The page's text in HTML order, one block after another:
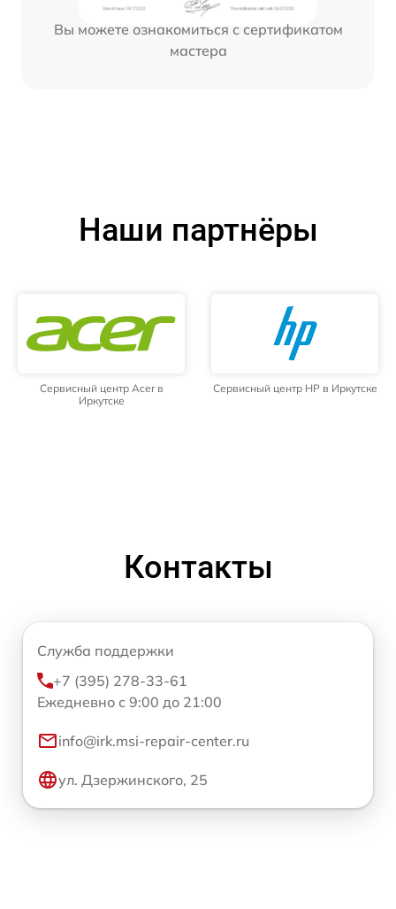
Вы можете ознакомиться с сертификатом
мастера
Наши партнёры
Сервисный центр Acer в
Иркутске
Сервисный центр HP в Иркутске
Контакты
Служба поддержки
+7 (395) 278-33-61
Ежедневно с 9:00 до 21:00
info@irk.msi-repair-center.ru
ул. Дзержинского, 25